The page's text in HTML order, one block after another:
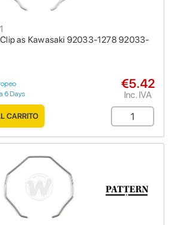
as Kawasaki 92033-1278 92033-
6 Days
€5.42
Inc. IVA
CARRITO